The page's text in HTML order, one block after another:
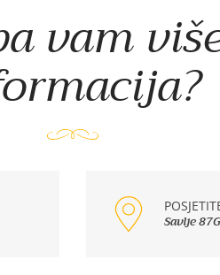
vam
Savlje